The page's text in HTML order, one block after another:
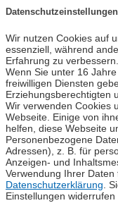
Datenschutzeinstellungen
Wir nutzen Cookies auf
essenziell, während
Erfahrung zu verbessern.
Wenn Sie unter 16
freiwilligen Diensten
Erziehungsberechtigten
Wir verwenden Cookies
Webseite. Einige von
helfen, diese Webseite
Personenbezogene
Adressen), z. B. für
Anzeigen- und
Verwendung Ihrer
Datenschutzerklärung .
Einstellungen widerrufen